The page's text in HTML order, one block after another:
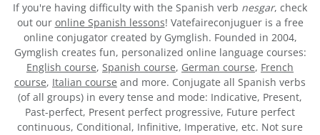
If you're having difficulty with the Spanish verb nesgar, check
out our online Spanish lessons! Vatefaireconjuguer is a free
online conjugator created by Gymglish. Founded in 2004,
Gymglish creates fun, personalized online language courses:
English course, Spanish course, German course, French
course, Italian course and more. Conjugate all Spanish verbs
(of all groups) in every tense and mode: Indicative, Present,
Past-perfect, Present perfect progressive, Future perfect
continuous, Conditional, Infinitive, Imperative, etc. Not sure